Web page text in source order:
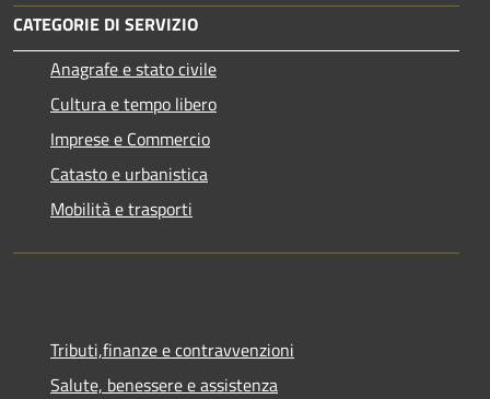
CATEGORIE DI SERVIZIO
Anagrafe e stato civile
Cultura e tempo libero
Imprese e Commercio
Catasto e urbanistica
Mobilità e trasporti
Tributi,finanze e contravvenzioni
Salute, benessere e assistenza